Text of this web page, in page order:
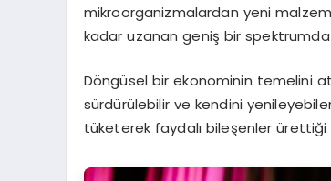
mikroorganizmalardan yeni
kadar uzanan geniş bir spektrumda
Döngüsel bir ekonominin temelini
sürdürülebilir ve kendini
tüketerek faydalı bileşenler